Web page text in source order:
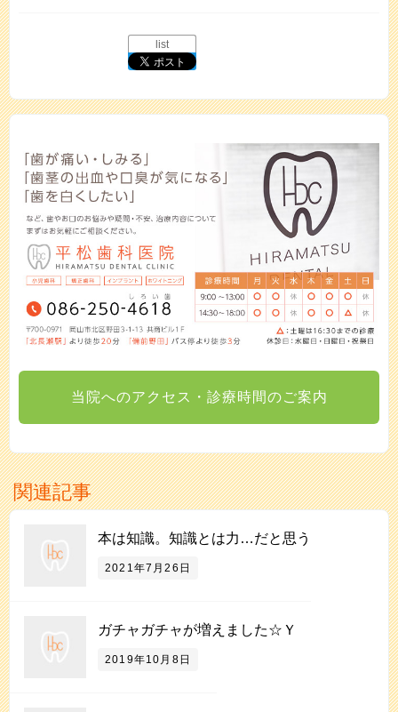
list
当院へのアクセス・診療時間のご案内
関連記事
本は知識。知識とは力…だと思う
2021年7月26日
ガチャガチャが増えました☆Ｙ
2019年10月8日